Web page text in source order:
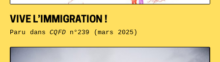
VIVE L’IMMIGRATION !
Paru dansCQFDn°239 (mars 2025)